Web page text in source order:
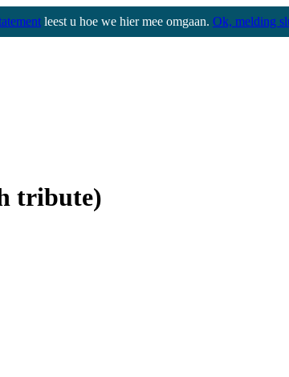
leest u hoe we hier mee omgaan. Ok, melding
tribute)